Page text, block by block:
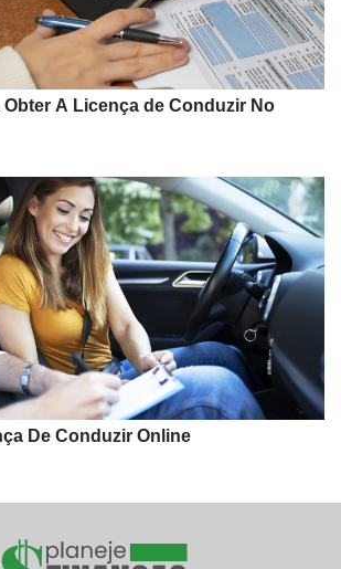
A Licença de Conduzir No
De Conduzir Online